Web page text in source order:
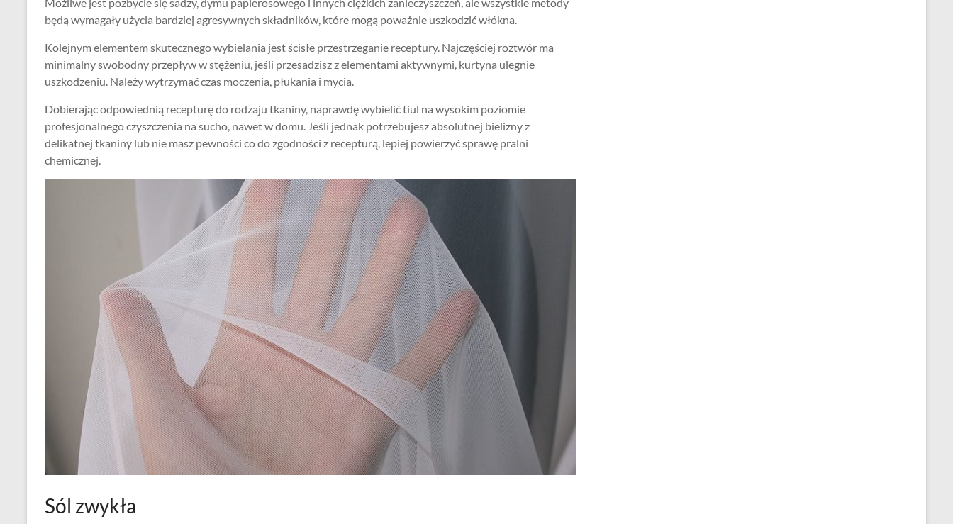
będą wymagały użycia bardziej agresywnych składników, które mogą poważnie uszkodzić włókna.
Kolejnym elementem skutecznego wybielania jest ścisłe przestrzeganie receptury. Najczęściej roztwór ma
minimalny swobodny przepływ w stężeniu, jeśli przesadzisz z elementami aktywnymi, kurtyna ulegnie
uszkodzeniu. Należy wytrzymać czas moczenia, płukania i mycia.
Dobierając odpowiednią recepturę do rodzaju tkaniny, naprawdę wybielić tiul na wysokim poziomie
profesjonalnego czyszczenia na sucho, nawet w domu. Jeśli jednak potrzebujesz absolutnej bielizny z
delikatnej tkaniny lub nie masz pewności co do zgodności z recepturą, lepiej powierzyć sprawę pralni
chemicznej.
Sól zwykła